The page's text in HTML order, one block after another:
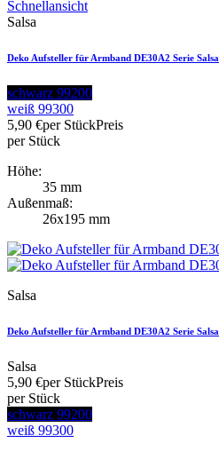
Schnellansicht
Salsa
Deko Aufsteller für Armband DE30A2 Serie Salsa
schwarz 99200
weiß 99300
5,90 €per StückPreis
per Stück
Höhe:
35 mm
Außenmaß:
26x195 mm
Salsa
Deko Aufsteller für Armband DE30A2 Serie Salsa
Salsa
5,90 €per StückPreis
per Stück
schwarz 99200
weiß 99300